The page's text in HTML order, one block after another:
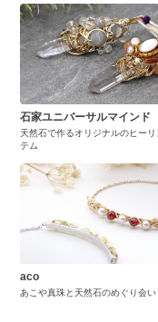
石家ユニバーサルマインド
天然石で作るオリジナルのヒーリ
テム
aco
あこや真珠と天然石のめぐり会い